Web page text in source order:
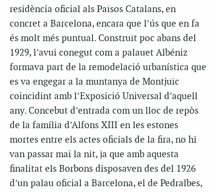
residència oficial als Països Catalans, en
concret a Barcelona, encara que l’ús que en fa
és molt més puntual. Construït poc abans del
1929, l’avui conegut com a palauet Albéniz
formava part de la remodelació urbanística que
es va engegar a la muntanya de Montjuïc
coincidint amb l’Exposició Universal d’aquell
any. Concebut d’entrada com un lloc de repòs
de la família d’Alfons XIII en les estones
mortes entre els actes oficials de la fira, no hi
van passar mai la nit, ja que amb aquesta
finalitat els Borbons disposaven des del 1926
d’un palau oficial a Barcelona, el de Pedralbes,